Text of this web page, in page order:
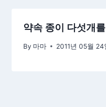
약속 종이 다섯개
By 마마 2011년 05월 24